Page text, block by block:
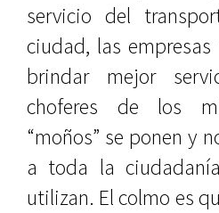
servicio del
ciudad, las empresas
brindar mejor
choferes de los
“moños” se ponen y
a toda la
utilizan. El colmo es